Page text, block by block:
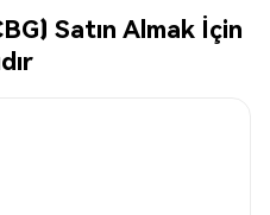
Satın Almak İçin